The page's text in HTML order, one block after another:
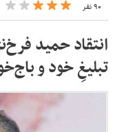
۹۰ نفر
انتقاد حمید
تبلیغِ خود و